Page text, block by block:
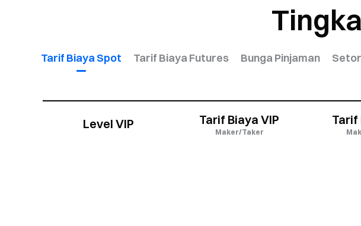
Tarif Biaya Spot Tarif Biaya Futures Bunga Pinjaman
Level VIP Tarif Biaya VIP
Maker/Taker
Tarif